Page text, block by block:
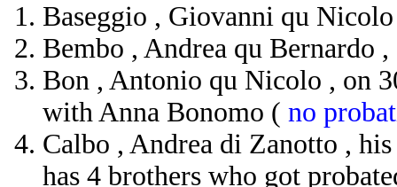
Baseggio , Giovanni qu
Bembo , Andrea qu Bernardo
Bon , Antonio qu Nicolo , on
with Anna Bonomo ( no
Calbo , Andrea di Zanotto ,
has 4 brothers who got